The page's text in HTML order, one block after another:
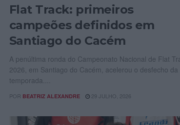
Flat Track: primeiros
campeões definidos em
Santiago do Cacém
A penúltima ronda do Campeonato Nacional de Flat
2026, em Santiago do Cacém, acelerou o desfecho da
temporada....
POR BEATRIZ ALEXANDRE 29 JULHO, 2026